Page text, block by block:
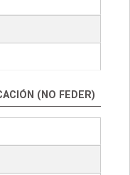
(NO FEDER)